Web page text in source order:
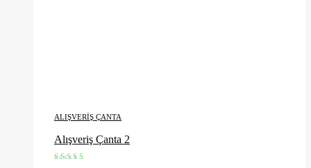
ALIŞVERIŞ ÇANTA
Alışveriş Çanta 2